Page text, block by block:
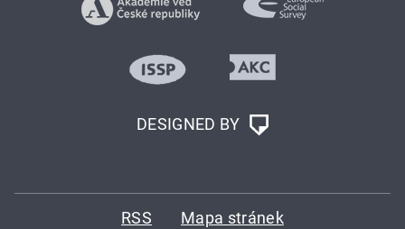
DESIGNED BY
RSS
Mapa stránek